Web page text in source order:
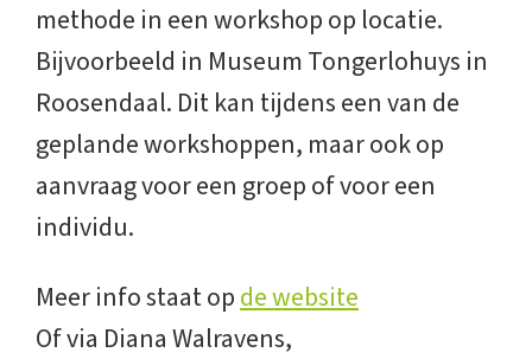
methode in een workshop op locatie.
Bijvoorbeeld in Museum Tongerlohuys in
Roosendaal. Dit kan tijdens een van de
geplande workshoppen, maar ook op
aanvraag voor een groep of voor een
individu.
Meer info staat opde website
Of via Diana Walravens,